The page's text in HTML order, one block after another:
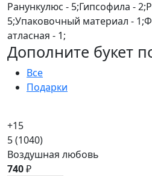
Ранункулюс - 5;Гипсофила -
5;Упаковочный материал -
атласная - 1;
Дополните букет
Все
Подарки
+15
5(1040)
Воздушная любовь
740₽